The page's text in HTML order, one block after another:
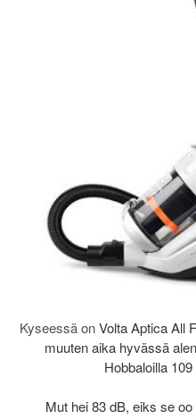
Kyseessä onVoltaAptica All
muuten aika hyvässä
Hobbaloilla
Mut hei 83 dB, eiks se